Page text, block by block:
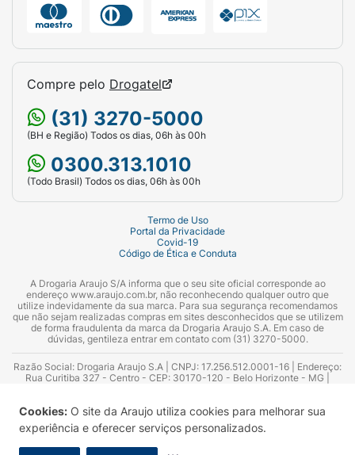
Cookies: O site da Araujo utiliza cookies para melhorar sua
experiência e oferecer serviços personalizados.
Compre pelo Drogatel
(31) 3270-5000
(BH e Região) Todos os dias, 06h às 00h
0300.313.1010
(Todo Brasil) Todos os dias, 06h às 00h
Termo de Uso
Portal da Privacidade
Covid-19
Código de Ética e Conduta
A Drogaria Araujo S/A informa que o seu site oficial corresponde ao
endereço www.araujo.com.br, não reconhecendo qualquer outro que
utilize indevidamente da sua marca. Para sua segurança recomendamos
que não sejam realizadas compras em sites desconhecidos que se utilizem
de forma fraudulenta da marca da Drogaria Araujo S.A. Em caso de
dúvidas, gentileza entrar em contato com (31) 3270-5000.
Razão Social: Drogaria Araujo S.A | CNPJ: 17.256.512.0001-16 | Endereço:
Rua Curitiba 327 - Centro - CEP: 30170-120 - Belo Horizonte - MG |
Azevedo Guimarães – CRF 10.965 | Yasmin Silva Alvarenga – CRF 52.584 -
Consultor substituto: Thiago Aguiar Pinheiro - CRF Nº 13.748. Alvará
Sanitário: 2025020713 | Autorização de Funcionamento da Empresa (AFE):